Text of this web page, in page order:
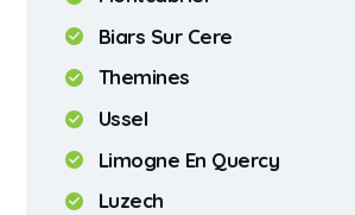
Biars Sur Cere
Themines
Ussel
Limogne En Quercy
Luzech